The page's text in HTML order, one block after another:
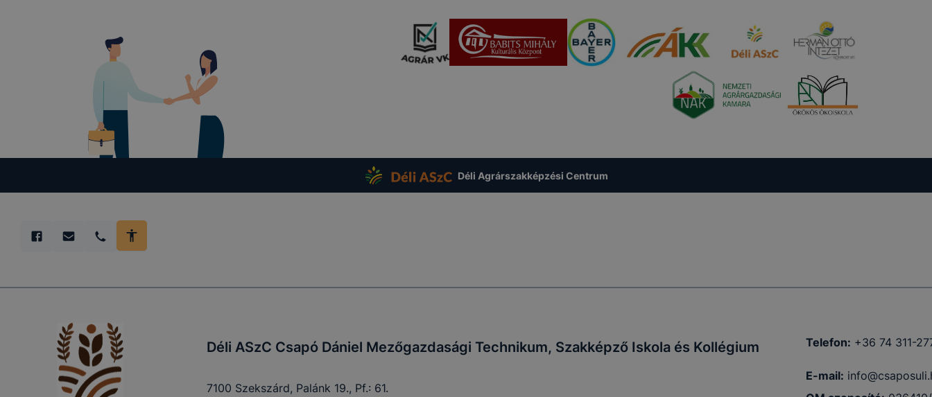
Déli Agrárszakképzési Centrum
Déli ASzC Csapó Dániel Mezőgazdasági Technikum, Szakképző Iskola és Kollégium
7100 Szekszárd, Palánk 19., Pf.: 61.
Telefon: +36 74 311-
E-mail:
fejlesztése. Hogyan ellenőrizheti és hogyan tudja kikapcsolni a cookie-kat?
Minden modern böngésző engedélyezi a cookie-k beállításának a változtatását. A
legtöbb böngésző alapértelmezettként automatikusan elfogadja a cookie-kat, de
ezek általában megváltoztathatók. Felhívjuk figyelmét, hogy mivel a cookie-k